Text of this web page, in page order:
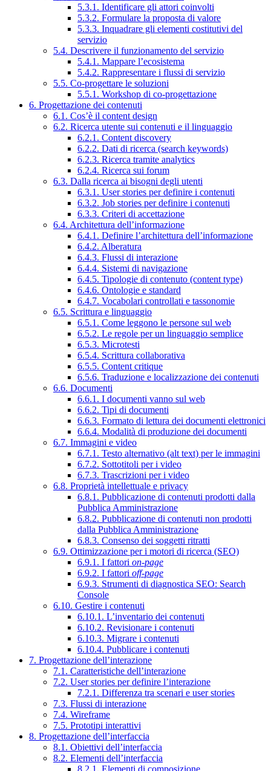
5.3.1. Identificare gli attori coinvolti
5.3.2. Formulare la proposta di valore
5.3.3. Inquadrare gli elementi costitutivi del
servizio
5.4. Descrivere il funzionamento del servizio
5.4.1. Mappare l’ecosistema
5.4.2. Rappresentare i flussi di servizio
5.5. Co-progettare le soluzioni
5.5.1. Workshop di co-progettazione
6. Progettazione dei contenuti
6.1. Cos’è il content design
6.2. Ricerca utente sui contenuti e il linguaggio
6.2.1. Content discovery
6.2.2. Dati di ricerca (search keywords)
6.2.3. Ricerca tramite analytics
6.2.4. Ricerca sui forum
6.3. Dalla ricerca ai bisogni degli utenti
6.3.1. User stories per definire i contenuti
6.3.2. Job stories per definire i contenuti
6.3.3. Criteri di accettazione
6.4. Architettura dell’informazione
6.4.1. Definire l’architettura dell’informazione
6.4.2. Alberatura
6.4.3. Flussi di interazione
6.4.4. Sistemi di navigazione
6.4.5. Tipologie di contenuto (content type)
6.4.6. Ontologie e standard
6.4.7. Vocabolari controllati e tassonomie
6.5. Scrittura e linguaggio
6.5.1. Come leggono le persone sul web
6.5.2. Le regole per un linguaggio semplice
6.5.3. Microtesti
6.5.4. Scrittura collaborativa
6.5.5. Content critique
6.5.6. Traduzione e localizzazione dei contenuti
6.6. Documenti
6.6.1. I documenti vanno sul web
6.6.2. Tipi di documenti
6.6.3. Formato di lettura dei documenti elettronici
6.6.4. Modalità di produzione dei documenti
6.7. Immagini e video
6.7.1. Testo alternativo (alt text) per le immagini
6.7.2. Sottotitoli per i video
6.7.3. Trascrizioni per i video
6.8. Proprietà intellettuale e privacy
6.8.1. Pubblicazione di contenuti prodotti dalla
Pubblica Amministrazione
6.8.2. Pubblicazione di contenuti non prodotti
dalla Pubblica Amministrazione
6.8.3. Consenso dei soggetti ritratti
6.9. Ottimizzazione per i motori di ricerca (SEO)
6.9.1. I fattori on-page
6.9.2. I fattori off-page
6.9.3. Strumenti di diagnostica SEO: Search
Console
6.10. Gestire i contenuti
6.10.1. L’inventario dei contenuti
6.10.2. Revisionare i contenuti
6.10.3. Migrare i contenuti
6.10.4. Pubblicare i contenuti
7. Progettazione dell’interazione
7.1. Caratteristiche dell’interazione
7.2. User stories per definire l’interazione
7.2.1. Differenza tra scenari e user stories
7.3. Flussi di interazione
7.4. Wireframe
7.5. Prototipi interattivi
8. Progettazione dell’interfaccia
8.1. Obiettivi dell’interfaccia
8.2. Elementi dell’interfaccia
8.2.1. Elementi di composizione